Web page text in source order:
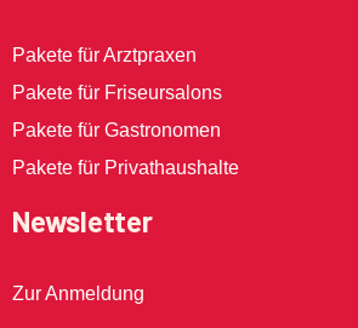
Pakete für Arztpraxen
Pakete für Friseursalons
Pakete für Gastronomen
Pakete für Privathaushalte
Newsletter
Zur Anmeldung